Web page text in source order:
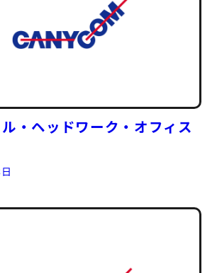
・ヘッドワーク・オフィス